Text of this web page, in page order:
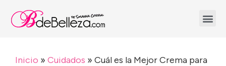
Inicio » Cuidados » Cuál es la Mejor Crema para